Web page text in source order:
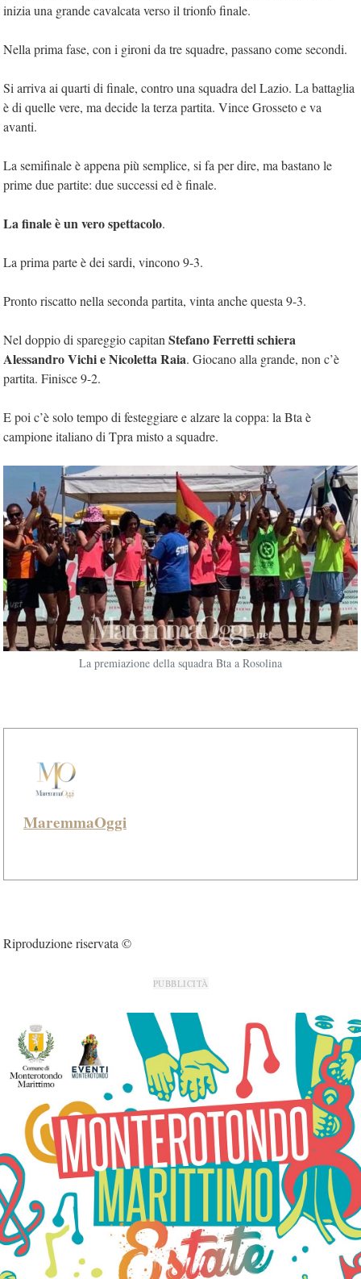
inizia una grande cavalcata verso il trionfo finale.
Nella prima fase, con i gironi da tre squadre, passano come secondi.
Si arriva ai quarti di finale, contro una squadra del Lazio. La battaglia
è di quelle vere, ma decide la terza partita. Vince Grosseto e va
avanti.
La semifinale è appena più semplice, si fa per dire, ma bastano le
prime due partite: due successi ed è finale.
La finale è un vero spettacolo.
La prima parte è dei sardi, vincono 9-3.
Pronto riscatto nella seconda partita, vinta anche questa 9-3.
Nel doppio di spareggio capitan Stefano Ferretti schiera
Alessandro Vichi e Nicoletta Raia. Giocano alla grande, non c’è
partita. Finisce 9-2.
E poi c’è solo tempo di festeggiare e alzare la coppa: la Bta è
campione italiano di Tpra misto a squadre.
La premiazione della squadra Bta a Rosolina
MaremmaOggi
Riproduzione riservata ©
PUBBLICITÀ